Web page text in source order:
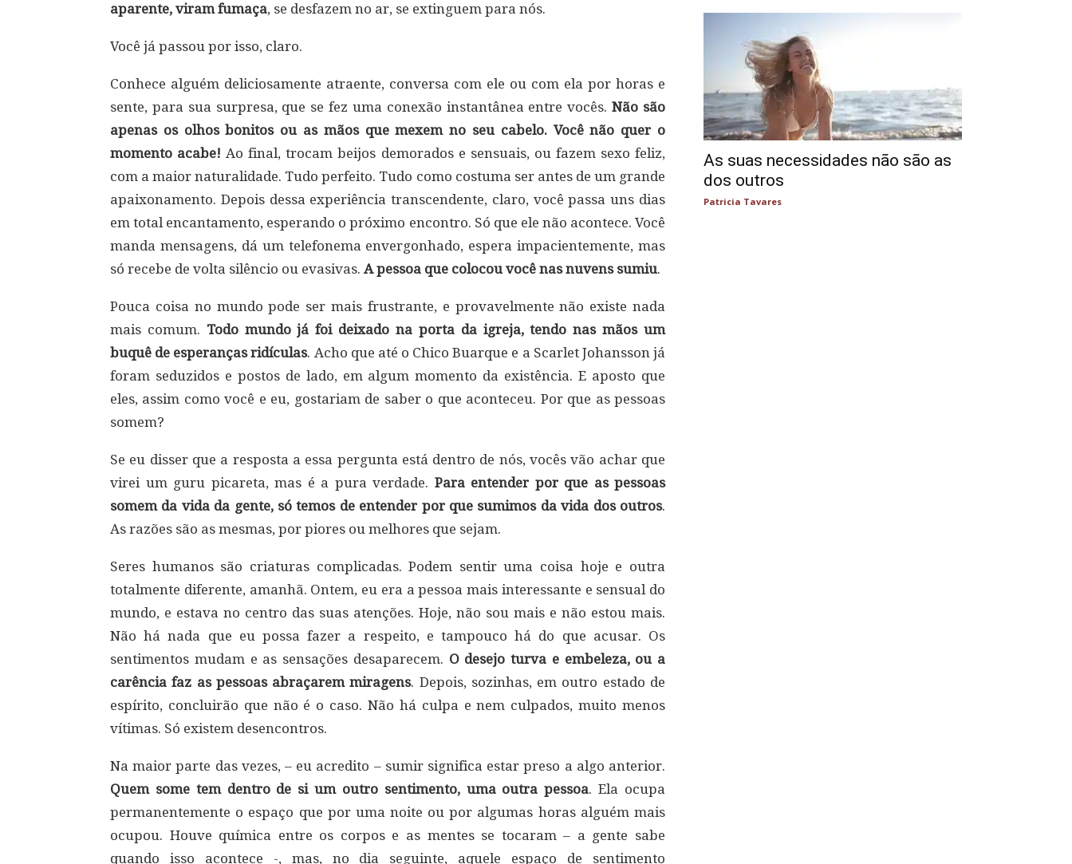
aparente, viram fumaça, se desfazem no ar, se extinguem para nós.
Você já passou por isso, claro.
Conhece alguém deliciosamente atraente, conversa com ele ou com ela por horas e
sente, para sua surpresa, que se fez uma conexão instantânea entre vocês.Não são
apenas os olhos bonitos ou as mãos que mexem no seu cabelo. Você não quer o
momento acabe! Ao final, trocam beijos demorados e sensuais, ou fazem sexo feliz,
com a maior naturalidade. Tudo perfeito. Tudo como costuma ser antes de um grande
apaixonamento. Depois dessa experiência transcendente, claro, você passa uns dias
em total encantamento, esperando o próximo encontro. Só que ele não acontece. Você
manda mensagens, dá um telefonema envergonhado, espera impacientemente, mas
só recebe de volta silêncio ou evasivas. A pessoa que colocou você nas nuvens sumiu.
Pouca coisa no mundo pode ser mais frustrante, e provavelmente não existe nada
mais comum. Todo mundo já foi deixado na porta da igreja, tendo nas mãos um
buquê de esperanças ridículas. Acho que até o Chico Buarque e a Scarlet Johansson já
foram seduzidos e postos de lado, em algum momento da existência. E aposto que
eles, assim como você e eu, gostariam de saber o que aconteceu. Por que as pessoas
somem?
Se eu disser que a resposta a essa pergunta está dentro de nós, vocês vão achar que
virei um guru picareta, mas é a pura verdade. Para entender por que as pessoas
somem da vida da gente, só temos de entender por que sumimos da vida dos outros.
As razões são as mesmas, por piores ou melhores que sejam.
Seres humanos são criaturas complicadas. Podem sentir uma coisa hoje e outra
totalmente diferente, amanhã. Ontem, eu era a pessoa mais interessante e sensual do
mundo, e estava no centro das suas atenções. Hoje, não sou mais e não estou mais.
Não há nada que eu possa fazer a respeito, e tampouco há do que acusar. Os
sentimentos mudam e as sensações desaparecem. O desejo turva e embeleza, ou a
carência faz as pessoas abraçarem miragens. Depois, sozinhas, em outro estado de
espírito, concluirão que não é o caso. Não há culpa e nem culpados, muito menos
vítimas. Só existem desencontros.
Na maior parte das vezes, – eu acredito – sumir significa estar preso a algo anterior.
Quem some tem dentro de si um outro sentimento, uma outra pessoa. Ela ocupa
permanentemente o espaço que por uma noite ou por algumas horas alguém mais
ocupou. Houve química entre os corpos e as mentes se tocaram – a gente sabe
quando isso acontece -, mas, no dia seguinte, aquele espaço de sentimento
As suas necessidades não são as
dos outros
Patricia Tavares